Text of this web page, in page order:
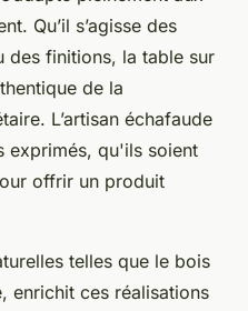
Qu’il s’agisse des
des finitions, la table sur
de la
L’artisan échafaude
exprimés, qu'ils soient
offrir un produit
telles que le bois
enrichit ces réalisations